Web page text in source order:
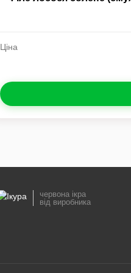
Ціна
червона ікра
від виробника